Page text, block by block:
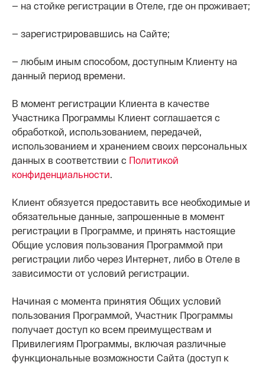
— на стойке регистрации в Отеле, где он проживает;
— зарегистрировавшись на Сайте;
— любым иным способом, доступным Клиенту на
данный период времени.
В момент регистрации Клиента в качестве
Участника Программы Клиент соглашается с
обработкой, использованием, передачей,
использованием и хранением своих персональных
данных в соответствии с Политикой
конфиденциальности
Клиент обязуется предоставить все необходимые и
обязательные данные, запрошенные в момент
регистрации в Программе, и принять настоящие
Общие условия пользования Программой при
регистрации либо через Интернет, либо в Отеле в
зависимости от условий регистрации.
Начиная с момента принятия Общих условий
пользования Программой, Участник Программы
получает доступ ко всем преимуществам и
Привилегиям Программы, включая различные
функциональные возможности Сайта (доступ к